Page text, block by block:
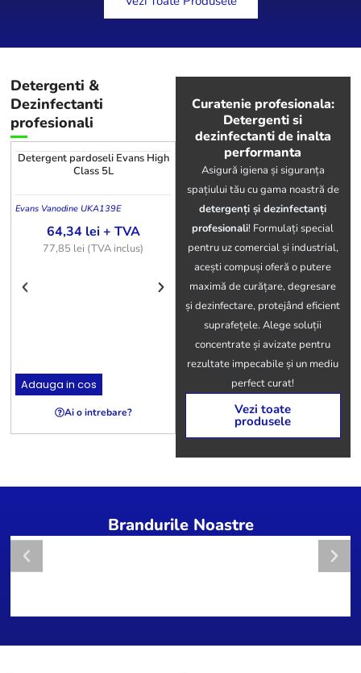
Curatenie profesionala:
Detergenti si
dezinfectanti de inalta
performanta
Asigură igiena și siguranța
spațiului tău cu gama noastră de
detergenți și dezinfectanți
profesionali! Formulați special
pentru uz comercial și industrial,
acești compuși oferă o putere
maximă de curățare, degresare
și dezinfectare, protejând eficient
suprafețele. Alege soluții
concentrate și avizate pentru
rezultate impecabile și un mediu
perfect curat!
Vezi toate
produsele
Detergenti &
Dezinfectanti
profesionali
Detergent pardoseli Evans High
Class 5L
Evans Vanodine UKA139E
64,34 lei+ TVA
77,85 lei (TVA inclus)
Adauga in cos
Ai o intrebare?
Detergent covoare Aquagen SX
5L
605144
127,63lei+ TVA
154,43lei(TVA inclus)
Adauga in cos
Ai o intrebare?
Brandurile Noastre